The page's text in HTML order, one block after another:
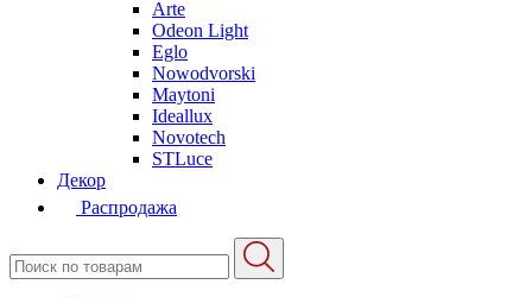
Arte
Odeon Light
Eglo
Nowodvorski
Maytoni
Ideallux
Novotech
STLuce
Декор
Распродажа